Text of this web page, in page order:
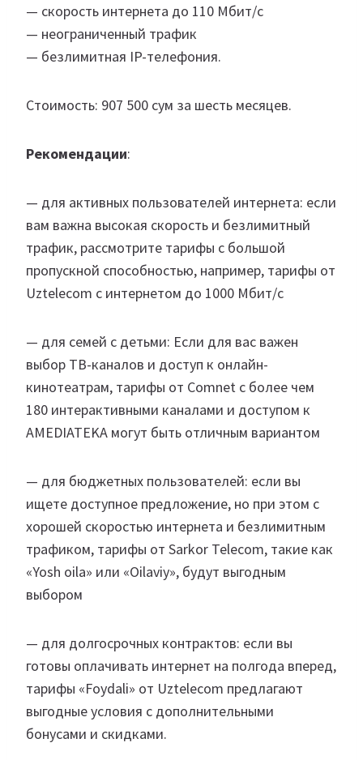
— скорость интернета до 110 Мбит/с
— неограниченный трафик
— безлимитная IP-телефония.
Стоимость: 907 500 сум за шесть месяцев.
Рекомендации:
— для активных пользователей интернета: если
вам важна высокая скорость и безлимитный
трафик, рассмотрите тарифы с большой
пропускной способностью, например, тарифы от
Uztelecom с интернетом до 1000 Мбит/с
— для семей с детьми: Если для вас важен
выбор ТВ-каналов и доступ к онлайн-
кинотеатрам, тарифы от Comnet с более чем
180 интерактивными каналами и доступом к
AMEDIATEKA могут быть отличным вариантом
— для бюджетных пользователей: если вы
ищете доступное предложение, но при этом с
хорошей скоростью интернета и безлимитным
трафиком, тарифы от Sarkor Telecom, такие как
«Yosh oila» или «Oilaviy», будут выгодным
выбором
— для долгосрочных контрактов: если вы
готовы оплачивать интернет на полгода вперед,
тарифы «Foydali» от Uztelecom предлагают
выгодные условия с дополнительными
бонусами и скидками.